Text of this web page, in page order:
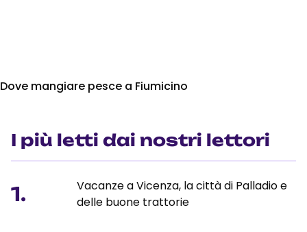
Dove mangiare pesce a Fiumicino
I più letti dai nostri lettori
1.
Vacanze a Vicenza, la città di Palladio e
delle buone trattorie